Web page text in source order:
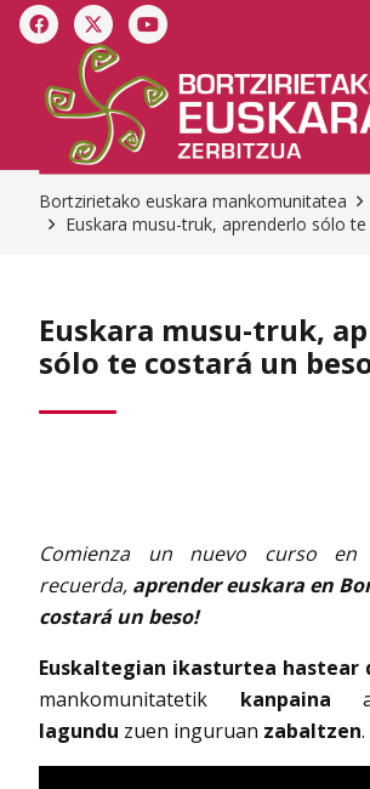
Bortzirietako euskara mankomunitatea
Euskara musu-truk, aprenderlo sólo
Euskara musu-truk,
sólo te costará un
Comienza un nuevo curso en
recuerda, aprender euskara en
costará un beso!
Euskaltegian ikasturtea hastear
mankomunitatetik kanpaina
lagundu zuen inguruan zabaltzen.